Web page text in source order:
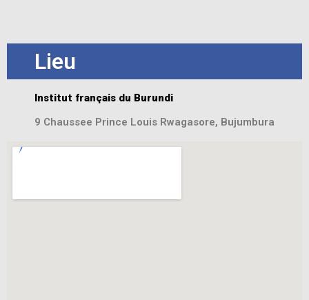
Lieu
Institut français du Burundi
9 Chaussee Prince Louis Rwagasore, Bujumbura